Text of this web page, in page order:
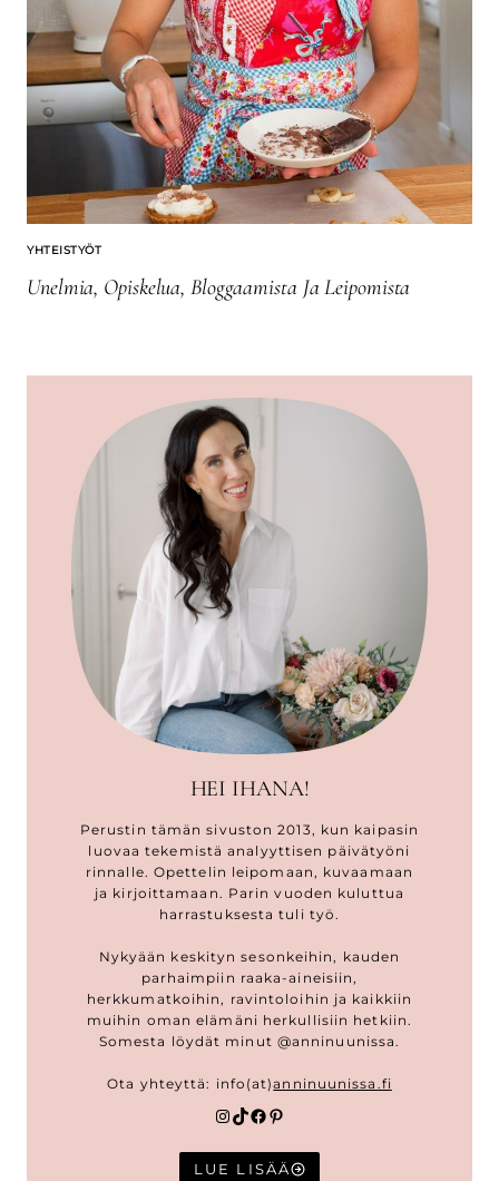
YHTEISTYÖT
Unelmia, Opiskelua, Bloggaamista Ja Leipomista
HEI IHANA!
Perustin tämän sivuston 2013, kun kaipasin
luovaa tekemistä analyyttisen päivätyöni
rinnalle. Opettelin leipomaan, kuvaamaan
ja kirjoittamaan. Parin vuoden kuluttua
harrastuksesta tuli työ.
Nykyään keskityn sesonkeihin, kauden
parhaimpiin raaka-aineisiin,
herkkumatkoihin, ravintoloihin ja kaikkiin
muihin oman elämäni herkullisiin hetkiin.
Somesta löydät minut @anninuunissa.
Ota yhteyttä: info(at)anninuunissa.fi
Instagram
TikTok
Facebook
Pinterest
LUE LISÄÄ